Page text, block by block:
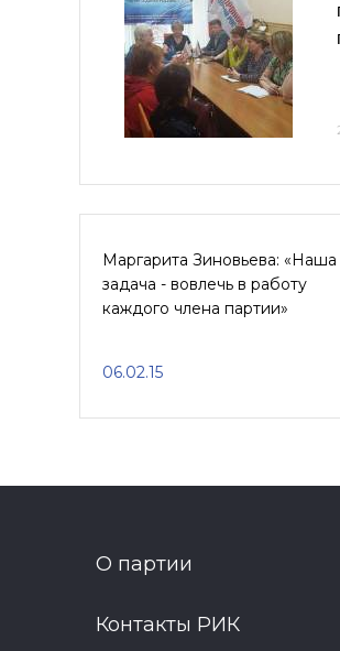
Маргарита Зиновьева: «Наша
задача - вовлечь в работу
каждого члена партии»
06.02.15
О партии
Контакты РИК